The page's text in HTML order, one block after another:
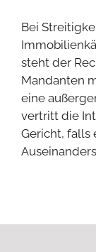
Bei
steht der
Mandanten
eine
vertritt die
Gericht, falls